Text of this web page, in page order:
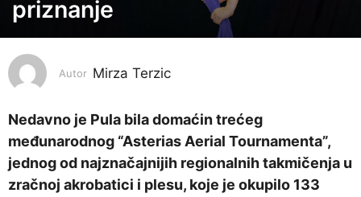
s
c
a
priznanje
Autor Mirza Terzic
Nedavno je Pula bila domaćin trećeg
međunarodnog “Asterias Aerial Tournamenta”,
jednog od najznačajnijih regionalnih takmičenja u
zračnoj akrobatici i plesu, koje je okupilo 133